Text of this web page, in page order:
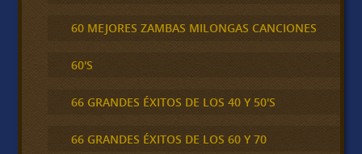
60 MEJORES ZAMBAS MILONGAS CANCIONES
60'S
66 GRANDES ÉXITOS DE LOS 40 Y 50'S
66 GRANDES ÉXITOS DE LOS 60 Y 70